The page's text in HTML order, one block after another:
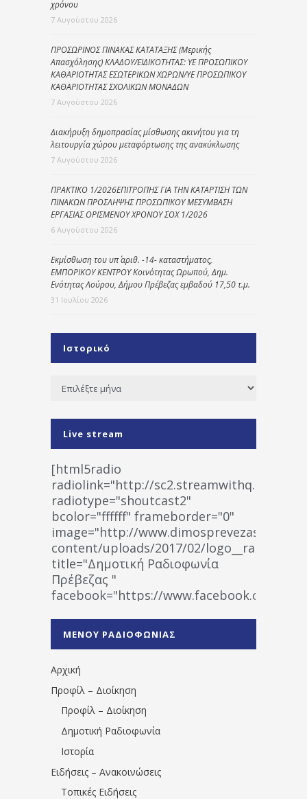
χρόνου
7 Αυγούστου 2026
ΠΡΟΣΩΡΙΝΟΣ ΠΙΝΑΚΑΣ ΚΑΤΑΤΑΞΗΣ (Μερικής
Απασχόλησης) ΚΛΑΔΟΥ/ΕΙΔΙΚΟΤΗΤΑΣ: ΥΕ ΠΡΟΣΩΠΙΚΟΥ
ΚΑΘΑΡΙΟΤΗΤΑΣ ΕΣΩΤΕΡΙΚΩΝ ΧΩΡΩΝ/ΥΕ ΠΡΟΣΩΠΙΚΟΥ
ΚΑΘΑΡΙΟΤΗΤΑΣ ΣΧΟΛΙΚΩΝ ΜΟΝΑΔΩΝ
7 Αυγούστου 2026
Διακήρυξη δημοπρασίας μίσθωσης ακινήτου για τη
λειτουργία χώρου μεταφόρτωσης της ανακύκλωσης
7 Αυγούστου 2026
ΠΡΑΚΤΙΚΟ 1/2026ΕΠΙΤΡΟΠΗΣ ΓΙΑ ΤΗΝ ΚΑΤΑΡΤΙΣΗ ΤΩΝ
ΠΙΝΑΚΩΝ ΠΡΟΣΛΗΨΗΣ ΠΡΟΣΩΠΙΚΟΥ ΜΕΣΥΜΒΑΣΗ
ΕΡΓΑΣΙΑΣ ΟΡΙΣΜΕΝΟΥ ΧΡΟΝΟΥ ΣΟΧ 1/2026
6 Αυγούστου 2026
Εκμίσθωση του υπ΄ αριθ. -14- καταστήματος,
ΕΜΠΟΡΙΚΟΥ ΚΕΝΤΡΟΥ Κοινότητας Ωρωπού, Δημ.
Ενότητας Λούρου, Δήμου Πρέβεζας εμβαδού 17,50 τ.μ.
31 Ιουλίου 2026
Ιστορικό
Ιστορικό
Live stream
[html5radio
radiolink="http://
radiotype="shoutcast2"
bcolor="ffffff" frameborder="0"
image="http://www.dimosprevezas.gr/wp-
content/uploads/2017/02/
title="Δημοτική Ραδιοφωνία
Πρέβεζας "
facebook="https://www.facebook.com/
1531194763766854/" artist="" ]
ΜΕΝΟΥ ΡΑΔΙΟΦΩΝΙΑΣ
Αρχική
Προφίλ – Διοίκηση
Προφίλ – Διοίκηση
Δημοτική Ραδιοφωνία
Ιστορία
Ειδήσεις – Ανακοινώσεις
Τοπικές Ειδήσεις